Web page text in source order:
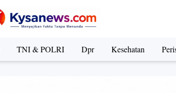
TNI & POLRI Dpr Kesehatan